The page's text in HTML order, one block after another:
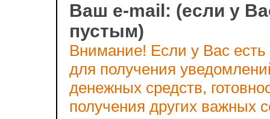
Ваш e-mail: (если у
пустым)
Внимание! Если у Вас
для получения
денежных средств,
получения других важных